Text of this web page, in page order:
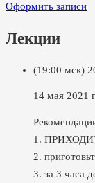
Оформить записи
Лекции
(19:00 мск)
14 мая 2021
1.
2.
3. за 3 часа